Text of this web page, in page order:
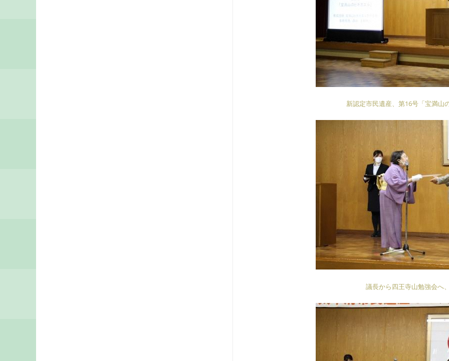
新認定市民遺産、第16号「宝満山
議長から四王寺山勉強会へ